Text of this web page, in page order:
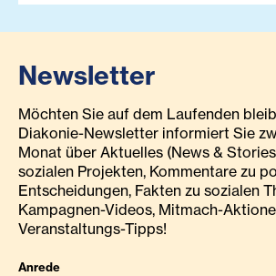
Newsletter
Möchten Sie auf dem Laufenden
Diakonie-Newsletter informiert Sie
Monat über Aktuelles (News &
sozialen Projekten, Kommentare zu
Entscheidungen, Fakten zu sozialen
Kampagnen-Videos, Mitmach-
Veranstaltungs-Tipps!
Anrede